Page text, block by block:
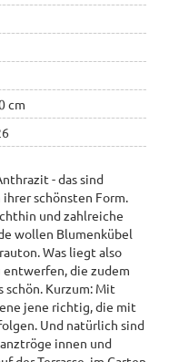
cm
- das sind
schönsten Form.
und zahlreiche
wollen Blumenkübel
Was liegt also
entwerfen, die zudem
Kurzum: Mit
jene richtig, die mit
Und natürlich sind
innen und